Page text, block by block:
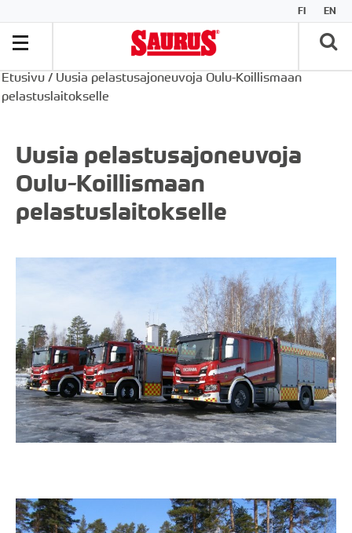
FI EN
Etusivu / Uusia pelastusajoneuvoja Oulu-Koillismaan
pelastuslaitokselle
Uusia pelastusajoneuvoja
Oulu-Koillismaan
pelastuslaitokselle